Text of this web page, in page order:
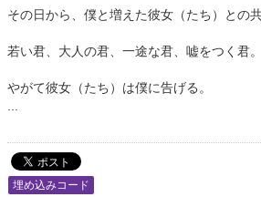
その日から、僕と増えた彼女（たち）との
若い君、大人の君、一途な君、嘘をつく君
やがて彼女（たち）は僕に告げる。
埋め込みコード